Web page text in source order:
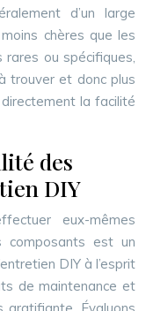
d’un large
chères que les
rares ou spécifiques,
trouver et donc plus
la facilité
des
DIY
eux-mêmes
composants est un
DIY à l’esprit
de maintenance et